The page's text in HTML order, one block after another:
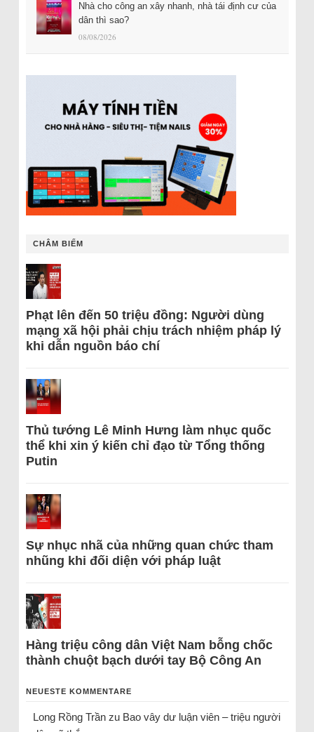
Nhà cho công an xây nhanh, nhà tái định cư của
dân thì sao?
08/08/2026
CHÂM BIẾM
Phạt lên đến 50 triệu đồng: Người dùng
mạng xã hội phải chịu trách nhiệm pháp lý
khi dẫn nguồn báo chí
Thủ tướng Lê Minh Hưng làm nhục quốc
thể khi xin ý kiến chỉ đạo từ Tổng thống
Putin
Sự nhục nhã của những quan chức tham
nhũng khi đối diện với pháp luật
Hàng triệu công dân Việt Nam bỗng chốc
thành chuột bạch dưới tay Bộ Công An
NEUESTE KOMMENTARE
Long Rồng Trầnzu Bao vây dư luận viên – triệu người